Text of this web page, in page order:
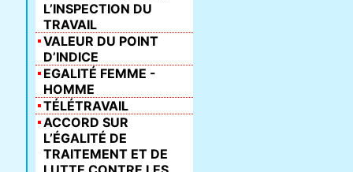
L’INSPECTION DU
TRAVAIL
VALEUR DU POINT
D’INDICE
EGALITÉ FEMME -
HOMME
TÉLÉTRAVAIL
ACCORD SUR
L’ÉGALITÉ DE
TRAITEMENT ET DE